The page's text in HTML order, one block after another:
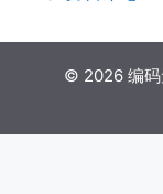
© 2026 编